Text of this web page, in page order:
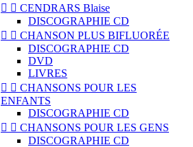
  CENDRARS Blaise
DISCOGRAPHIE CD
  CHANSON PLUS BIFLUORÉE
DISCOGRAPHIE CD
DVD
LIVRES
  CHANSONS POUR LES
ENFANTS
DISCOGRAPHIE CD
  CHANSONS POUR LES GENS
DISCOGRAPHIE CD